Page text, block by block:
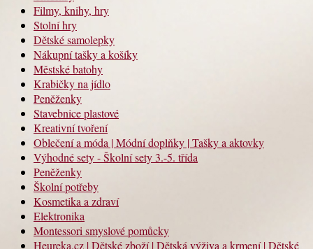
Filmy, knihy, hry
Stolní hry
Dětské samolepky
Nákupní tašky a košíky
Městské batohy
Krabičky na jídlo
Peněženky
Stavebnice plastové
Kreativní tvoření
Oblečení a móda | Módní doplňky | Tašky a aktovky
Výhodné sety - Školní sety 3.-5. třída
Peněženky
Školní potřeby
Kosmetika a zdraví
Elektronika
Montessori smyslové pomůcky
Heureka.cz | Dětské zboží | Dětská výživa a krmení | Dětské